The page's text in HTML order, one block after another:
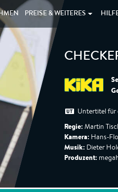
PREISE & WEITERES
Untertitel für
Regie: Martin
Kamera: Hans-
Musik: Dieter
Produzent: